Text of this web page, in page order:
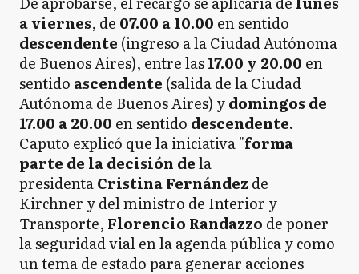
a viernes, de 07.00 a 10.00 en sentido
descendente (ingreso a la Ciudad Autónoma
de Buenos Aires), entre las17.00 y 20.00 en
sentido ascendente (salida de la Ciudad
Autónoma de Buenos Aires) ydomingos de
17.00 a 20.00 en sentido descendente.
Caputo explicó que la iniciativa "forma
parte de la decisión dela
presidentaCristina Fernández de
Kirchner y del ministro de Interior y
Transporte, Florencio Randazzo de poner
la seguridad vial en la agenda pública y como
un tema de estado para generar acciones